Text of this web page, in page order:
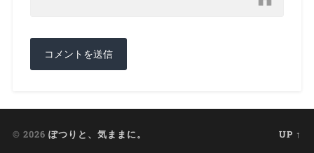
© 2026 ぽつりと、気ままに。 UP ↑